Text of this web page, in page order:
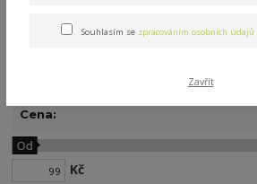
Cena:
Kč
Od
Souhlasím se zpracováním osobních údajů
Zavřít